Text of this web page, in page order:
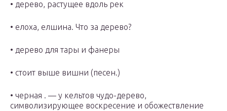
• дерево, растущее вдоль рек
• елоха, елшина. Что за дерево?
• дерево для тары и фанеры
• стоит выше вишни (песен.)
• черная . — у кельтов чудо-дерево,
символизирующее воскресение и обожествление